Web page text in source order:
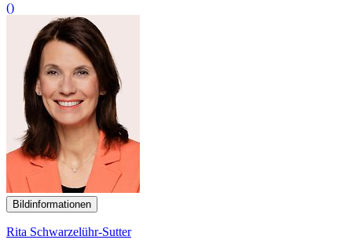
()
Bildinformationen
Rita Schwarzelühr-Sutter